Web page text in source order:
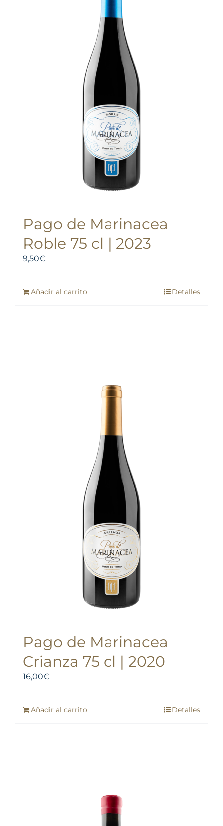
Pago de Marinacea
Roble 75 cl | 2023
9,50€
Añadir al carrito Detalles
Pago de Marinacea
Crianza 75 cl | 2020
16,00€
Añadir al carrito Detalles